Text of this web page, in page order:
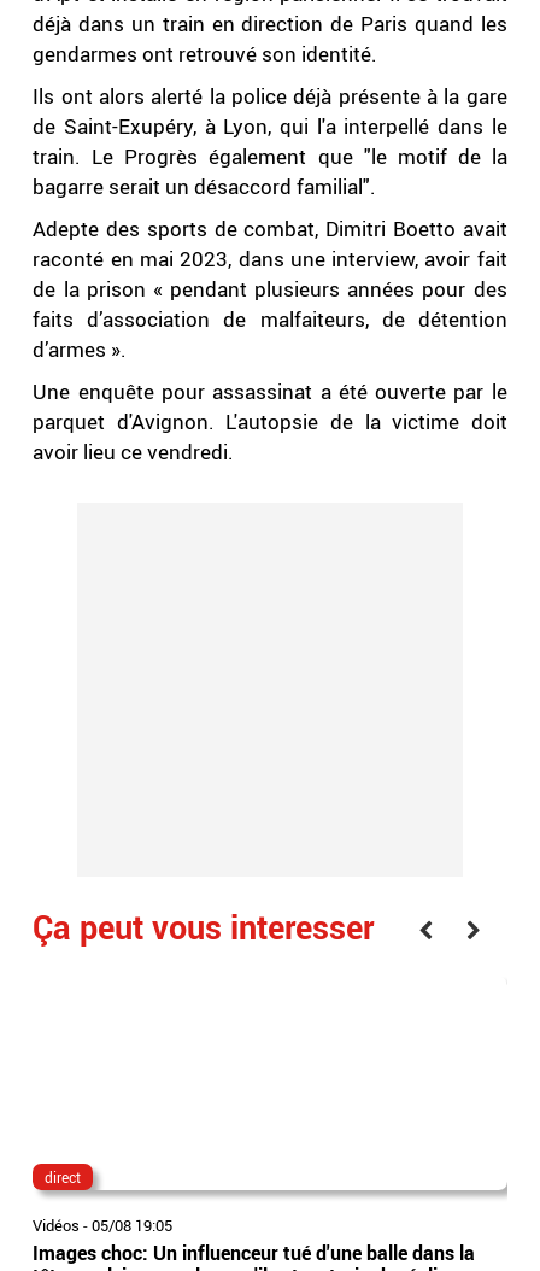
déjà dans un train en direction de Paris quand les
gendarmes ont retrouvé son identité.
Ils ont alors alerté la police déjà présente à la gare
de Saint-Exupéry, à Lyon, qui l'a interpellé dans le
train. Le Progrès également que "le motif de la
bagarre serait un désaccord familial".
Adepte des sports de combat, Dimitri Boetto avait
raconté en mai 2023, dans une interview, avoir fait
de la prison « pendant plusieurs années pour des
faits d’association de malfaiteurs, de détention
d’armes ».
Une enquête pour assassinat a été ouverte par le
parquet d'Avignon. L'autopsie de la victime doit
avoir lieu ce vendredi.
Ça peut vous interesser
direct
Vidéos -05/08 19:05
Images choc: Un influenceur tué d'une balle dans la